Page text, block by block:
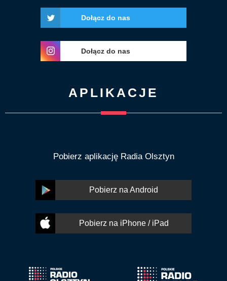
Dołącz do nas
Dołącz do nas
APLIKACJE
Pobierz aplikację Radia Olsztyn
Pobierz na Android
Pobierz na iPhone / iPad